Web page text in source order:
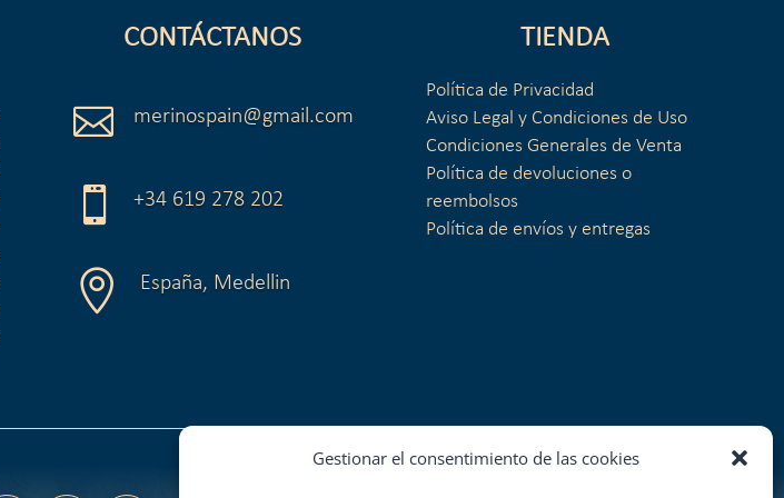
Gestionar el consentimiento de las cookies
CONTÁCTANOS
 merinospain@gmail.com
 +34 619 278 202
 España, Medellin
TIENDA
Política de Privacidad
Aviso Legal y Condiciones de Uso
Condiciones Generales de Venta
Política de devoluciones o
reembolsos
Política de envíos y entregas